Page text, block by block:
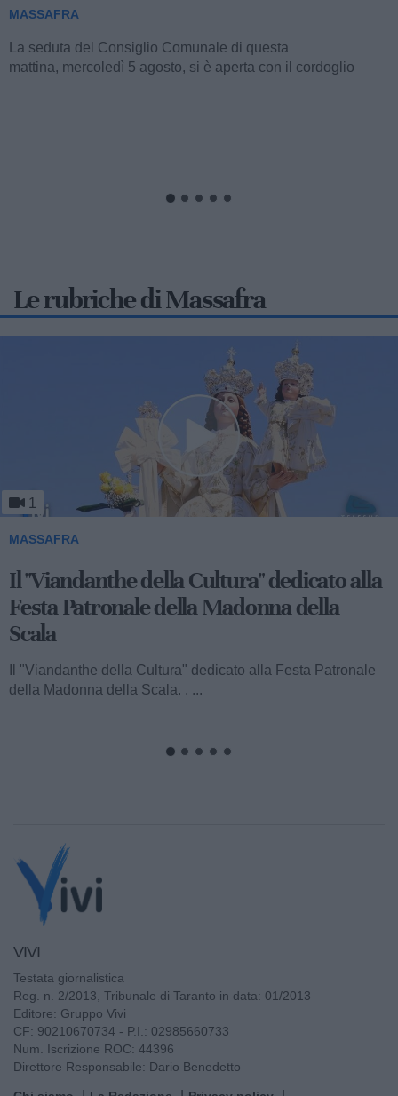
MASSAFRA
La seduta del Consiglio Comunale di questa
mattina, mercoledì 5 agosto, si è aperta con il cordoglio
Le rubriche di Massafra
1
MASSAFRA
Il "Viandanthe della Cultura" dedicato alla
Festa Patronale della Madonna della
Scala
Il "Viandanthe della Cultura" dedicato alla Festa Patronale
della Madonna della Scala. . ...
VIVI
Testata giornalistica
Reg. n. 2/2013, Tribunale di Taranto in data: 01/2013
Editore: Gruppo Vivi
CF: 90210670734 - P.I.: 02985660733
Num. Iscrizione ROC: 44396
Direttore Responsabile: Dario Benedetto